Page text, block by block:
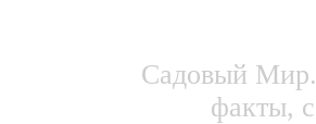
Садовый Мир.
факты,